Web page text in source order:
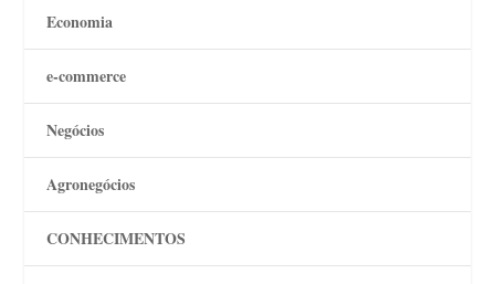
Economia
e-commerce
Negócios
Agronegócios
CONHECIMENTOS